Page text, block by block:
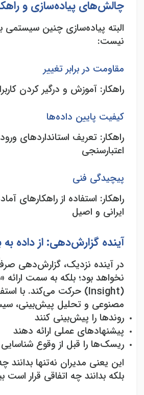
چالش‌های پیاده‌سازی و
البته پیاده‌سازی چنین
نیست:
مقاومت در برابر تغییر
راهکار: آموزش و درگیر کردن
کیفیت پایین داده‌ها
راهکار: تعریف استانداردهای
اعتبارسنجی
پیچیدگی فنی
راهکار: استفاده از راهکارهای
ایرانی و اصیل
آینده گزارش‌دهی: از داده
در آینده نزدیک، گزارش‌دهی
نخواهد بود؛ بلکه به سمت ارائه
(Insight)
حرکت می‌کند. با
مصنوعی و تحلیل پیش‌بینی،
روندها را پیش‌بینی کنند
پیشنهادهای عملی ارائه دهند
ریسک‌ها را قبل از وقوع شناسایی
این یعنی مدیران نه‌تنها بدانند
بلکه بدانند چه اتفاقی قرار است